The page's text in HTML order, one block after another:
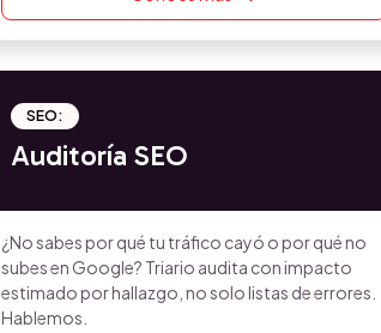
SEO:
Auditoría SEO
¿No sabes por qué tu tráfico cayó o por qué no
subes en Google? Triario audita con impacto
estimado por hallazgo, no solo listas de errores.
Hablemos.